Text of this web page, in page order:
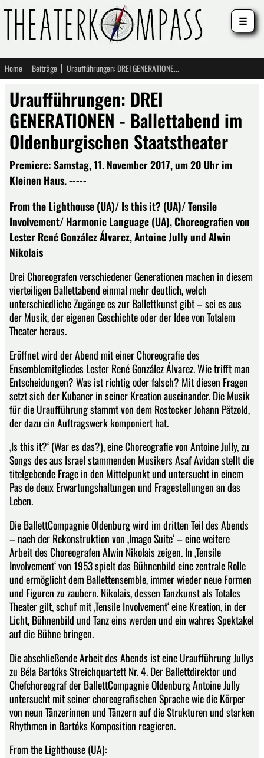
Home Beiträge Uraufführungen: DREI GENERATIONEN - Ballettabend im Oldenburgischen Staatstheater
Uraufführungen: DREI
GENERATIONEN - Ballettabend im
Oldenburgischen Staatstheater
Premiere: Samstag, 11. November 2017, um 20 Uhr im
Kleinen Haus. -----
From the Lighthouse (UA)/ Is this it? (UA)/ Tensile
Involvement/ Harmonic Language (UA), Choreografien von
Lester René González Álvarez, Antoine Jully und Alwin
Nikolais
Drei Choreografen verschiedener Generationen machen in diesem
vierteiligen Ballettabend einmal mehr deutlich, welch
unterschiedliche Zugänge es zur Ballettkunst gibt – sei es aus
der Musik, der eigenen Geschichte oder der Idee von Totalem
Theater heraus.
Eröffnet wird der Abend mit einer Choreografie des
Ensemblemitgliedes Lester René González Álvarez. Wie trifft man
Entscheidungen? Was ist richtig oder falsch? Mit diesen Fragen
setzt sich der Kubaner in seiner Kreation auseinander. Die Musik
für die Uraufführung stammt von dem Rostocker Johann Pätzold,
der dazu ein Auftragswerk komponiert hat.
‚Is this it?‘ (War es das?), eine Choreografie von Antoine Jully, zu
Songs des aus Israel stammenden Musikers Asaf Avidan stellt die
titelgebende Frage in den Mittelpunkt und untersucht in einem
Pas de deux Erwartungshaltungen und Fragestellungen an das
Leben.
Die BallettCompagnie Oldenburg wird im dritten Teil des Abends
– nach der Rekonstruktion von ‚Imago Suite‘ – eine weitere
Arbeit des Choreografen Alwin Nikolais zeigen. In ‚Tensile
Involvement‘ von 1953 spielt das Bühnenbild eine zentrale Rolle
und ermöglicht dem Ballettensemble, immer wieder neue Formen
und Figuren zu zaubern. Nikolais, dessen Tanzkunst als Totales
Theater gilt, schuf mit ‚Tensile Involvement‘ eine Kreation, in der
Licht, Bühnenbild und Tanz eins werden und ein wahres Spektakel
auf die Bühne bringen.
Die abschließende Arbeit des Abends ist eine Uraufführung Jullys
zu Béla Bartóks Streichquartett Nr. 4. Der Ballettdirektor und
Chefchoreograf der BallettCompagnie Oldenburg Antoine Jully
untersucht mit seiner choreografischen Sprache wie die Körper
von neun Tänzerinnen und Tänzern auf die Strukturen und starken
Rhythmen in Bartóks Komposition reagieren.
From the Lighthouse (UA):
☰